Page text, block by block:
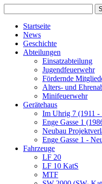
Startseite
News
Geschichte
Abteilungen
Einsatzabteilung
Jugendfeuerwehr
Fördernde
Alters- und
Minifeuerwehr
Gerätehaus
Im Uhrig 7 (1911 -
Enge Gasse 1
Neubau
Enge Gasse 1 -
Fahrzeuge
LF 20
LF 10 KatS
MTF